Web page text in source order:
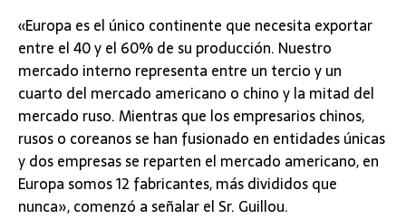
«Europa es el único continente que necesita exportar
entre el 40 y el 60% de su producción. Nuestro
mercado interno representa entre un tercio y un
cuarto del mercado americano o chino y la mitad del
mercado ruso. Mientras que los empresarios chinos,
rusos o coreanos se han fusionado en entidades únicas
y dos empresas se reparten el mercado americano, en
Europa somos 12 fabricantes, más divididos que
nunca», comenzó a señalar el Sr. Guillou.